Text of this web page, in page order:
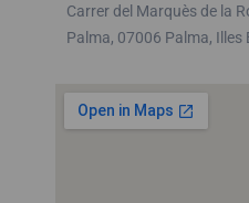
Carrer del Marquès de la
Palma, 07006 Palma, Illes